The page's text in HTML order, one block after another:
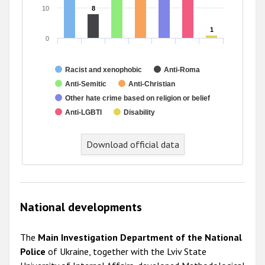
8
8
1
1
Racist and xenophobic
Anti-Roma
Anti-Semitic
Anti-Christian
Other hate crime based on religion or belief
Anti-LGBTI
Disability
0
10
End of interactive chart.
Download official data
National developments
The Main Investigation Department of the National
Police of Ukraine, together with the Lviv State